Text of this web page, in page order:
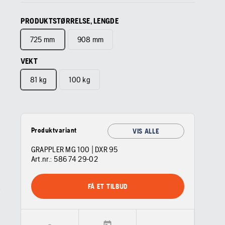
PRODUKTSTØRRELSE, LENGDE
725 mm
908 mm
VEKT
81 kg
100 kg
Produktvariant VIS ALLE
GRAPPLER MG 100 | DXR 95
Art.nr.: 586 74 29‑02
FÅ ET TILBUD